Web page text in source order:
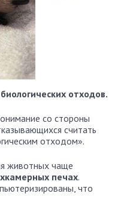
отходов.
со стороны
считать
отходом».
животных чаще
печах.
что